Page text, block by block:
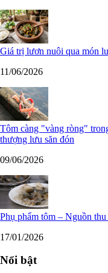
Giá trị lươn nuôi qua món
11/06/2026
Tôm càng "vàng ròng"
thượng lưu săn đón
09/06/2026
Phụ phẩm tôm – Nguồn
17/01/2026
Nổi bật